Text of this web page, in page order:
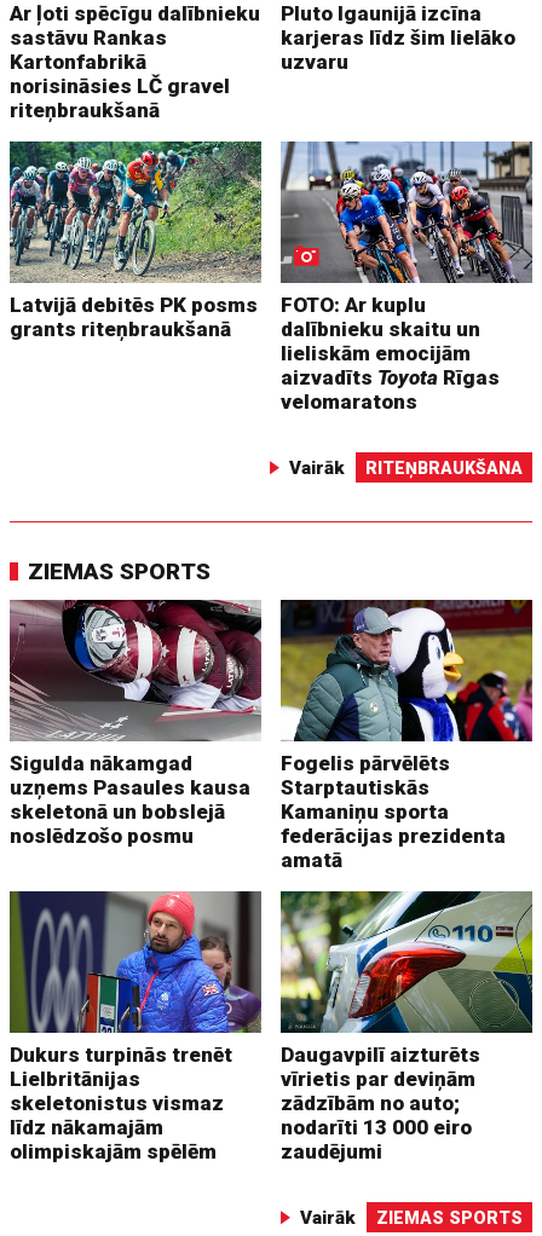
Ar ļoti spēcīgu dalībnieku
sastāvu Rankas
Kartonfabrikā
norisināsies LČ gravel
riteņbraukšanā
Pluto Igaunijā izcīna
karjeras līdz šim lielāko
uzvaru
Latvijā debitēs PK posms
grants riteņbraukšanā
FOTO: Ar kuplu
dalībnieku skaitu un
lieliskām emocijām
aizvadīts Toyota Rīgas
velomaratons
Vairāk RITEŅBRAUKŠANA
ZIEMAS SPORTS
Sigulda nākamgad
uzņems Pasaules kausa
skeletonā un bobslejā
noslēdzošo posmu
Fogelis pārvēlēts
Starptautiskās
Kamaniņu sporta
federācijas prezidenta
amatā
Dukurs turpinās trenēt
Lielbritānijas
skeletonistus vismaz
līdz nākamajām
olimpiskajām spēlēm
Daugavpilī aizturēts
vīrietis par deviņām
zādzībām no auto;
nodarīti 13 000 eiro
zaudējumi
Vairāk ZIEMAS SPORTS